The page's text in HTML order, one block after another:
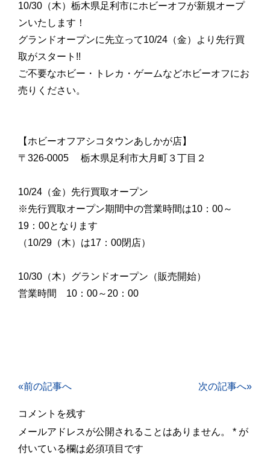
10/30（木）栃木県足利市にホビーオフが新規オープ
ンいたします！
グランドオープンに先立って10/24（金）より先行買
取がスタート!!
ご不要なホビー・トレカ・ゲームなどホビーオフにお
売りください。
【ホビーオフアシコタウンあしかが店】
〒326-0005 栃木県足利市大月町３丁目２
10/24（金）先行買取オープン
※先行買取オープン期間中の営業時間は10：00～
19：00となります
（10/29（木）は17：00閉店）
10/30（木）グランドオープン（販売開始）
営業時間 10：00～20：00
«前の記事へ 次の記事へ»
コメントを残す
メールアドレスが公開されることはありません。
* が
付いている欄は必須項目です